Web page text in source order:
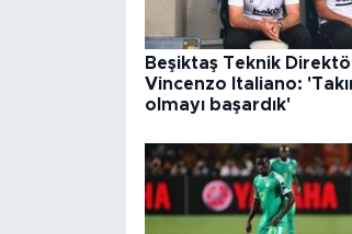
Beşiktaş Teknik
Vincenzo Italiano:
olmayı başardık'